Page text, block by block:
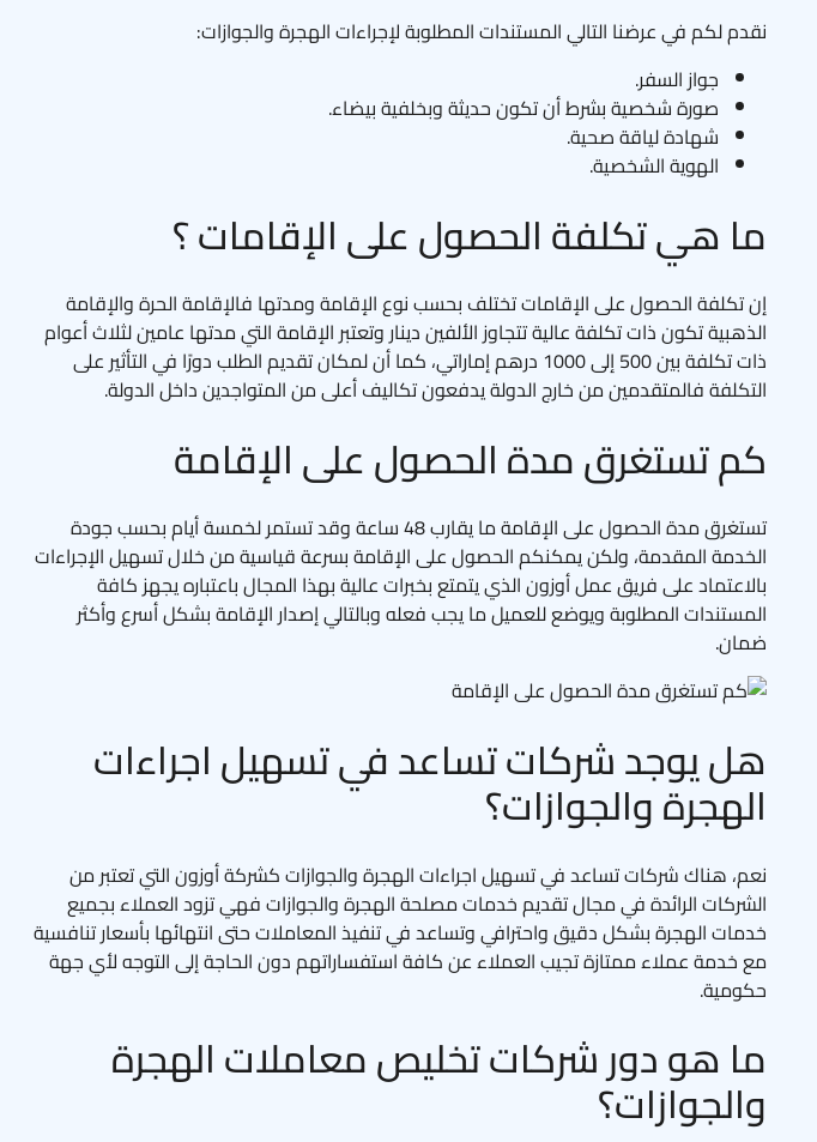
نقدم لكم في عرضنا التالي المستندات المطلوبة لإجراءات الهجرة والجوازات:
جواز السفر.
صورة شخصية بشرط أن تكون حديثة وبخلفية بيضاء.
شهادة لياقة صحية.
الهوية الشخصية.
ما هي تكلفة الحصول على الإقامات ؟
إن تكلفة الحصول على الإقامات تختلف بحسب نوع الإقامة ومدتها فالإقامة الحرة والإقامة
الذهبية تكون ذات تكلفة عالية تتجاوز الألفين دينار وتعتبر الإقامة التي مدتها عامين لثلاث أعوام
ذات تكلفة بين 500 إلى 1000 درهم إماراتي، كما أن لمكان تقديم الطلب دورًا في التأثير على
التكلفة فالمتقدمين من خارج الدولة يدفعون تكاليف أعلى من المتواجدين داخل الدولة.
كم تستغرق مدة الحصول على الإقامة
تستغرق مدة الحصول على الإقامة ما يقارب 48 ساعة وقد تستمر لخمسة أيام بحسب جودة
الخدمة المقدمة، ولكن يمكنكم الحصول على الإقامة بسرعة قياسية من خلال تسهيل الإجراءات
بالاعتماد على فريق عمل أوزون الذي يتمتع بخبرات عالية بهذا المجال باعتباره يجهز كافة
المستندات المطلوبة ويوضع للعميل ما يجب فعله وبالتالي إصدار الإقامة بشكل أسرع وأكثر
ضمان.
هل يوجد شركات تساعد في تسهيل اجراءات
الهجرة والجوازات؟
نعم، هناك شركات تساعد في تسهيل اجراءات الهجرة والجوازات كشركة أوزون التي تعتبر من
الشركات الرائدة في مجال تقديم خدمات مصلحة الهجرة والجوازات فهي تزود العملاء بجميع
خدمات الهجرة بشكل دقيق واحترافي وتساعد في تنفيذ المعاملات حتى انتهائها بأسعار تنافسية
مع خدمة عملاء ممتازة تجيب العملاء عن كافة استفساراتهم دون الحاجة إلى التوجه لأي جهة
حكومية.
ما هو دور شركات تخليص معاملات الهجرة
والجوازات؟